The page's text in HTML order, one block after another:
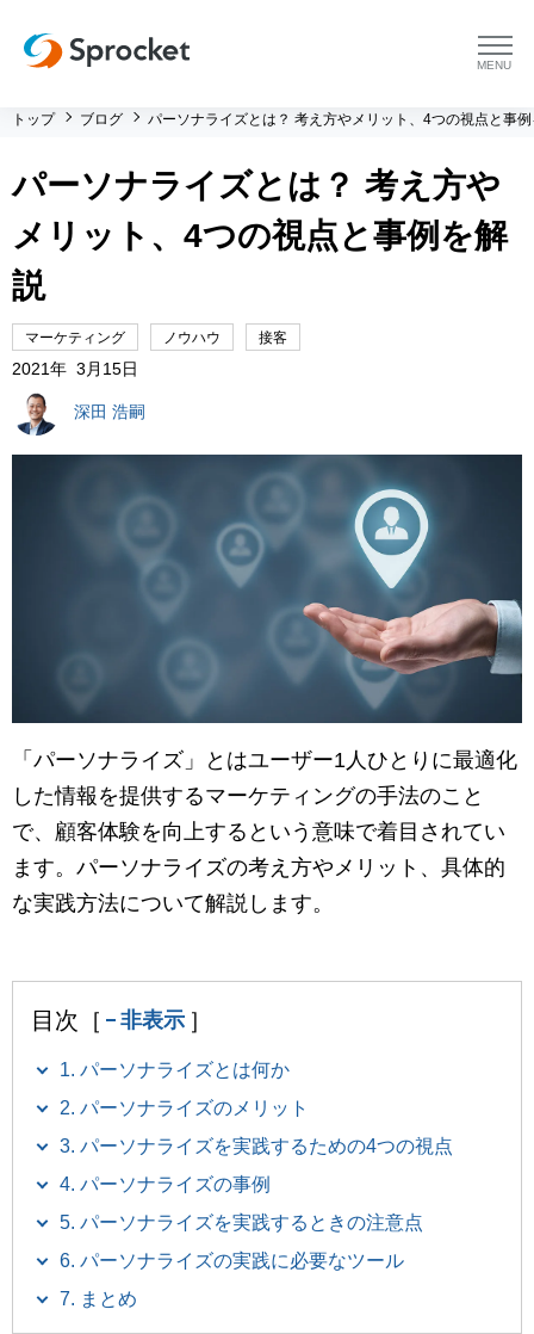
menu
プラットフォーム トップ
コンサルティング
運用支援 トップ
メソッド トップ
導入事例
よくある質問
会社情報
メンバー紹介
沿革
ビジョン・ミッション・バリュー
マーケティングお役立ち資料
トップ ブログ パーソナライズとは？ 考え方やメリット、4つの視点と事
パーソナライズとは？ 考え方や
メリット、4つの視点と事例を解
説
マーケティング ノウハウ 接客
2021年 3月15日
深田 浩嗣
「パーソナライズ」とはユーザー1人ひとりに最適化
した情報を提供するマーケティングの手法のこと
で、顧客体験を向上するという意味で着目されてい
ます。パーソナライズの考え方やメリット、具体的
な実践方法について解説します。
目次［ 非表示 ］
1. パーソナライズとは何か
2. パーソナライズのメリット
3. パーソナライズを実践するための4つの視点
4. パーソナライズの事例
5. パーソナライズを実践するときの注意点
6. パーソナライズの実践に必要なツール
7. まとめ